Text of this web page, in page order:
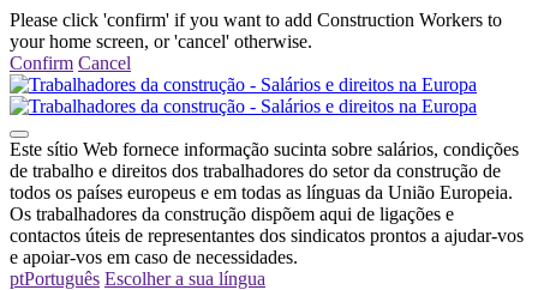
Please click 'confirm' if you want to add Construction Workers to
your home screen, or 'cancel' otherwise.
Confirm Cancel
Este sítio Web fornece informação sucinta sobre salários, condições
de trabalho e direitos dos trabalhadores do setor da construção de
todos os países europeus e em todas as línguas da União Europeia.
Os trabalhadores da construção dispõem aqui de ligações e
contactos úteis de representantes dos sindicatos prontos a ajudar-vos
e apoiar-vos em caso de necessidades.
ptPortuguês Escolher a sua língua